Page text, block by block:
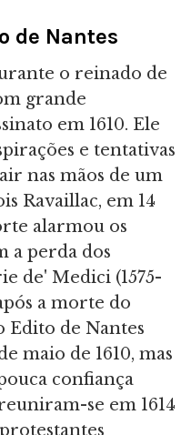
de Nantes
o reinado de
grande
em 1610. Ele
e tentativas
nas mãos de um
Ravaillac, em 14
alarmou os
a perda dos
de' Medici (1575-
a morte do
de Nantes
maio de 1610, mas
confiança
se em 1614